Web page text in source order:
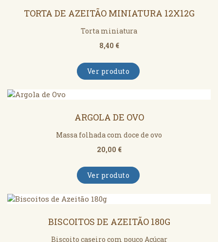
TORTA DE AZEITÃO MINIATURA 12X12G
Torta miniatura
8,40 €
Ver produto
ARGOLA DE OVO
Massa folhada com doce de ovo
20,00 €
Ver produto
BISCOITOS DE AZEITÃO 180G
Biscoito caseiro com pouco Açúcar